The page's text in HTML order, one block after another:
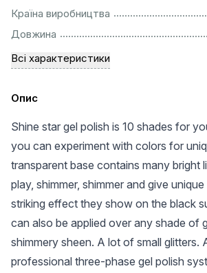
Країна виробництва
Довжина
Всі характеристики
Опис
Shine star gel polish is 10 shades for
you can experiment with colors for
transparent base contains many bright
play, shimmer, shimmer and give
striking effect they show on the black
can also be applied over any shade of
shimmery sheen. A lot of small glitters.
professional three-phase gel polish